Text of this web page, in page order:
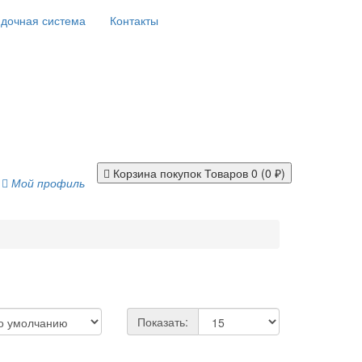
система Контакты
Мой профиль
Корзина покупок Товаров 0 (0 ₽)
Показать: